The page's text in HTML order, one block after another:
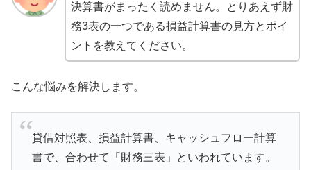
決算書がまったく読めません。とりあえず財
務3表の一つである損益計算書の見方とポイ
ントを教えてください。
こんな悩みを解決します。
貸借対照表、損益計算書、キャッシュフロー計算
書で、合わせて「財務三表」といわれています。